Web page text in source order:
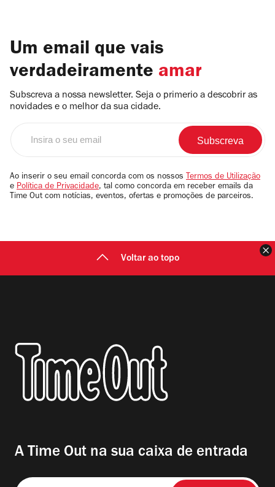
Um email que vais
verdadeiramente amar
Subscreva a nossa newsletter. Seja o primerio a descobrir as
novidades e o melhor da sua cidade.
email
Ao inserir o seu email concorda com os nossos Termos de Utilização
e Política de Privacidade, tal como concorda em receber emails da
Time Out com notícias, eventos, ofertas e promoções de parceiros.
Voltar ao topo
A Time Out na sua caixa de entrada
Insira